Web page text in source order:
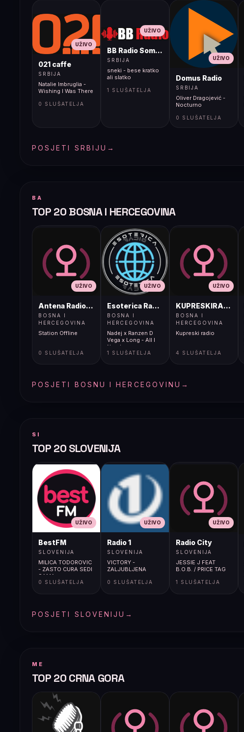
UŽIVO
021 caffe
SRBIJA
Natalie Imbruglia -
Wishing I Was There
0 SLUŠATELJA
UŽIVO
BB Radio Sombor
SRBIJA
sneki - bese kratko
ali slatko
1 SLUŠATELJA
UŽIVO
Domus Radio
SRBIJA
Oliver Dragojević -
Nocturno
0 SLUŠATELJA
POSJETI SRBIJU →
BA
TOP 20 BOSNA I HERCEGOVINA
UŽIVO
Antena Radio, Jelah Tešanj
BOSNA I
HERCEGOVINA
Station Offline
0 SLUŠATELJA
UŽIVO
Esoterica Radio S1
BOSNA I
HERCEGOVINA
Nadej x Ranzen D
Vega x Long - All I
Need
1 SLUŠATELJA
UŽIVO
KUPRESKIRADIO
BOSNA I
HERCEGOVINA
Kupreski radio
4 SLUŠATELJA
POSJETI BOSNU I HERCEGOVINU →
SI
TOP 20 SLOVENIJA
UŽIVO
BestFM
SLOVENIJA
MILICA TODOROVIC
- ZASTO CURA SEDI
SAMA
0 SLUŠATELJA
UŽIVO
Radio 1
SLOVENIJA
VICTORY -
ZALJUBLJENA
0 SLUŠATELJA
UŽIVO
Radio City
SLOVENIJA
JESSIE J FEAT
B.O.B. / PRICE TAG
1 SLUŠATELJA
POSJETI SLOVENIJU →
ME
TOP 20 CRNA GORA